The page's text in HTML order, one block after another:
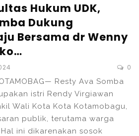
Hukum UDK,
Dukung
Bersama dr Wenny
0
Resty Ava Somba
istri Rendy Virgiawan
Wali Kota Kota Kotamobagu,
publik, terutama warga
ini dikarenakan sosok